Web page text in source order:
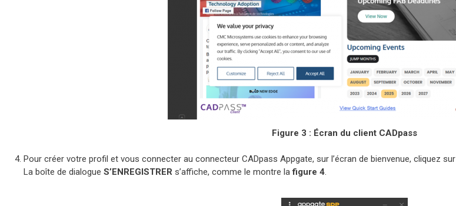
Figure 3 : Écran du client CADpass
Pour créer votre profil et vous connecter au connecteur CADpass Appgate, sur l’écran de bienvenue, cliquez sur
La boîte de dialogue S’ENREGISTRER s’affiche, comme le montre lafigure 4.